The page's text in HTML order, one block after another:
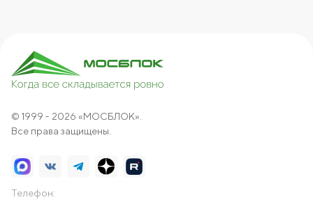
© 1999 - 2026 «МОСБЛОК».
Все права защищены.
Телефон: